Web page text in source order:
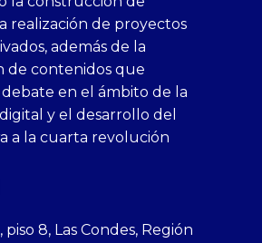
realización de proyectos
además de la
de contenidos que
en el ámbito de la
y el desarrollo del
a la cuarta revolución
piso 8, Las Condes, Región